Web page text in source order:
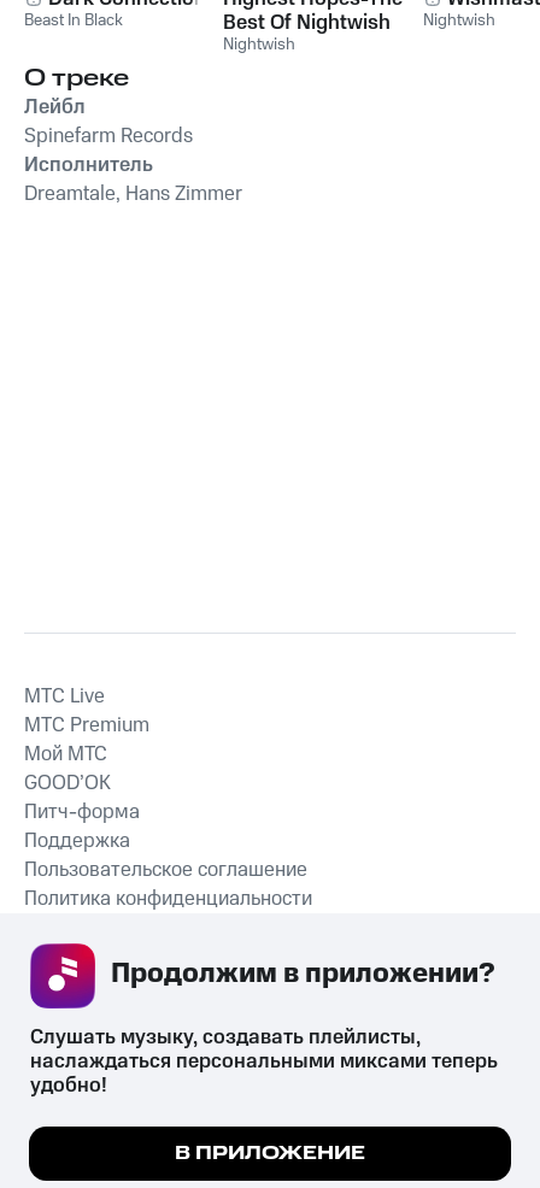
Beast In Black
Best Of Nightwish
Nightwish
Nightwish
О треке
Лейбл
Spinefarm Records
Исполнитель
Dreamtale, Hans Zimmer
СКАЧАТЬ ПРИЛОЖЕНИЕ
MTС Live
MTС Premium
Мой МТС
GOOD’OK
Питч-форма
Поддержка
Пользовательское соглашение
Политика конфиденциальности
психотропных веществ, их аналогов причиняет вред здоровью,
их незаконный оборот запрещён и влечёт установленную
законодательством ответственность.
Мы используем куки, чтобы на сайте все
Подробнее
Слушать музыку, создавать плейлисты,
наслаждаться персональными миксами теперь
удобно!
В ПРИЛОЖЕНИЕ